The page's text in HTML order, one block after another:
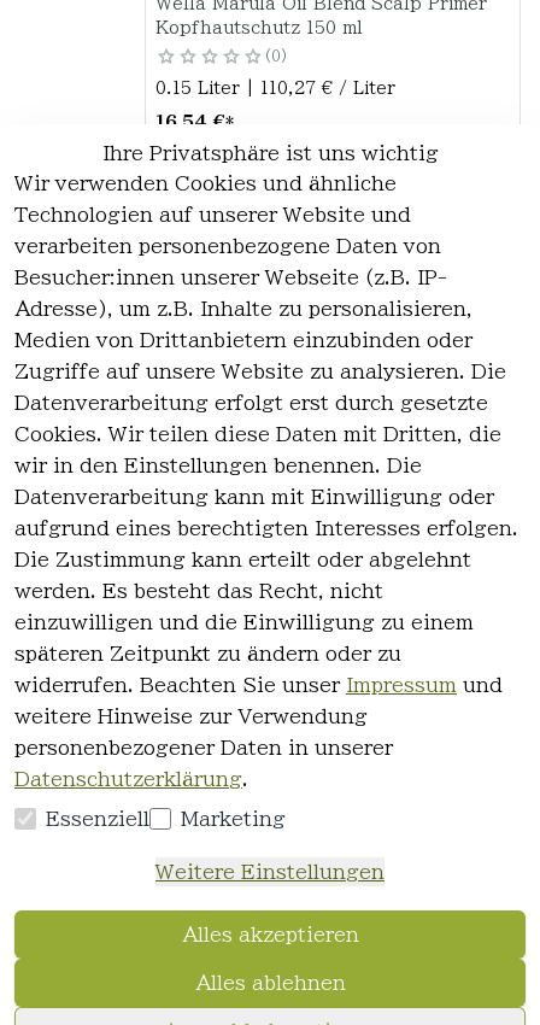
Wella Marula Oil Blend Scalp Primer
Kopfhautschutz 150 ml
0
0.15 Liter | 110,27 € / Liter
16,54 €*
Optionen anzeigen
*inkl. ges. MwStzzgl.Versandkosten
1
Ihre Privatsphäre ist uns wichtig
Wir verwenden Cookies und ähnliche
Technologien auf unserer Website und
verarbeiten personenbezogene Daten von
Besucher:innen unserer Webseite (z.B. IP-
Adresse), um z.B. Inhalte zu personalisieren,
Medien von Drittanbietern einzubinden oder
Zugriffe auf unsere Website zu analysieren. Die
Datenverarbeitung erfolgt erst durch gesetzte
Cookies. Wir teilen diese Daten mit Dritten, die
wir in den Einstellungen benennen. Die
Datenverarbeitung kann mit Einwilligung oder
aufgrund eines berechtigten Interesses erfolgen.
Die Zustimmung kann erteilt oder abgelehnt
werden. Es besteht das Recht, nicht
einzuwilligen und die Einwilligung zu einem
späteren Zeitpunkt zu ändern oder zu
widerrufen. Beachten Sie unser Impressum und
weitere Hinweise zur Verwendung
personenbezogener Daten in unserer
Datenschutzerklärung.
Essenziell Marketing
Weitere Einstellungen
Alles akzeptieren
Alles ablehnen
es
AGB
Datenschutz
Widerrufsre
cht
Kontakt
Kontakt
Registrieren
widerrufen